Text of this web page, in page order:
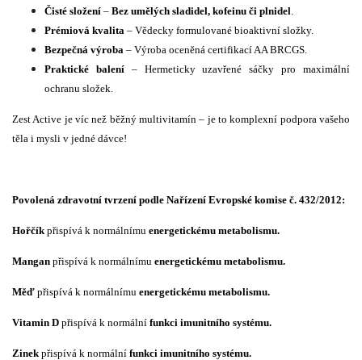
Čisté složení – Bez umělých sladidel, kofeinu či plnidel
Prémiová kvalita – Vědecky formulované bioaktivní složky.
Bezpečná výroba – Výroba oceněná certifikací AA BRCGS.
Praktické balení– Hermeticky uzavřené sáčky pro maximální
ochranu složek.
Zest Active je víc než běžný multivitamín – je to komplexní podpora vašeho
těla i mysli v jedné dávce!
Povolená zdravotní tvrzení podle Nařízení Evropské komise č. 432/2012:
Hořčík přispívá k normálnímu energetickému metabolismu.
Mangan přispívá k normálnímu energetickému metabolismu.
Měď přispívá k normálnímu energetickému metabolismu.
Vitamin D přispívá k normální funkci imunitního systému.
Zinek přispívá k normální funkci imunitního systému.